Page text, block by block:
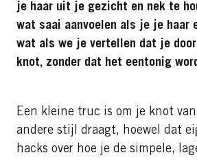
je haar uit je gezicht en nek te
wat saai aanvoelen als je je haar
wat als we je vertellen dat je
knot, zonder dat het eentonig
Een kleine truc is om je knot
andere stijl draagt, hoewel dat
hacks over hoe je de simpele,